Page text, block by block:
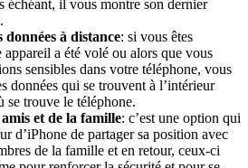
échéant, il vous montre son dernier
à distance: si vous êtes
a été volé ou alors que vous
sensibles dans votre téléphone, vous
données qui se trouvent à l’intérieur
se trouve le téléphone.
et de la famille: c’est une option qui
d’iPhone de partager sa position avec
de la famille et en retour, ceux-ci